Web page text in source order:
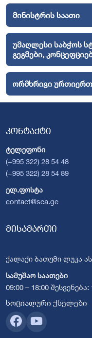
მინისტრის საათი
უმაღლესი საბჭოს
გეგმები,
ორმხრივი
კონტაქტი
ტელეფონი
(+995 322) 28 54 48
(+995 322) 28 54 89
ელ.ფოსტა
contact@sca.ge
მისამართი
ქალაქი ბათუმი ლუკა
სამუშაო საათები
09:00 – 18:00 შესვენება:
სოციალური ქსელები